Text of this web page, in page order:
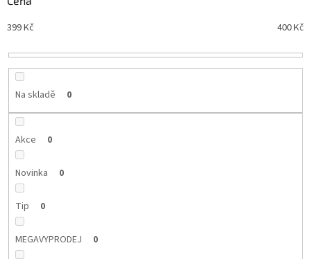
í
r
Abecedně
399Kč 400Kč
Na skladě 0
Akce 0
Novinka 0
Tip 0
MEGAVYPRODEJ 0